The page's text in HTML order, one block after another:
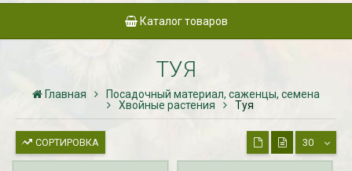
Каталог товаров
ТУЯ
Главная
Посадочный материал, саженцы, семена
Хвойные растения
Туя
СОРТИРОВКА 30